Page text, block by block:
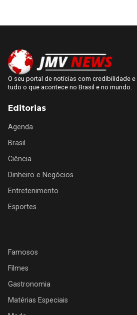
O seu portal de notícias com credibilidade
tudo o que acontece no Brasil e no mundo.
Editorias
Agenda
Brasil
Ciência
Dinheiro e Negócios
Entretenimento
Esportes
Famosos
Filmes
Gastronomia
Matérias Especiais